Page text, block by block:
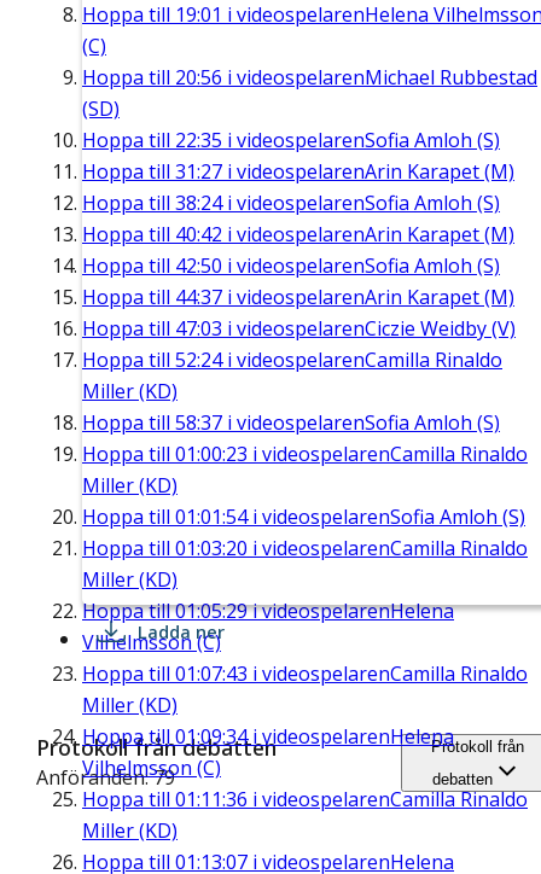
Hoppa till 19:01 i videospelarenHelena
(C)
Hoppa till 20:56 i videospelarenMichael Rubbestad
(SD)
Hoppa till 22:35 i videospelarenSofia Amloh (S)
Hoppa till 31:27 i videospelarenArin Karapet (M)
Hoppa till 38:24i videospelarenSofia Amloh (S)
Hoppa till 40:42 i videospelarenArin Karapet (M)
Hoppa till 42:50 i videospelarenSofia Amloh (S)
Hoppa till 44:37 i videospelarenArin Karapet (M)
Hoppa till 47:03 i videospelarenCiczie Weidby (V)
Hoppa till 52:24i videospelarenCamilla Rinaldo
Miller (KD)
Hoppa till 58:37 i videospelarenSofia Amloh (S)
Hoppa till 01:00:23 i videospelarenCamilla Rinaldo
Miller (KD)
Hoppa till 01:01:54i videospelarenSofia Amloh (S)
Hoppa till 01:03:20 i videospelarenCamilla Rinaldo
Miller (KD)
Hoppa till01:05:29i videospelarenHelena
Vilhelmsson (C)
Hoppa till 01:07:43 i videospelarenCamilla Rinaldo
Miller (KD)
Hoppa till 01:09:34i videospelarenHelena
Vilhelmsson (C)
Hoppa till 01:11:36 i videospelarenCamilla Rinaldo
Miller (KD)
Hoppa till 01:13:07 i videospelarenHelena
Ladda ner
Protokoll från debatten
Anföranden: 79
Protokoll från
debatten